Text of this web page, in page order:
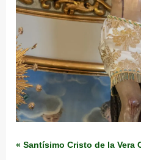
« Santísimo Cristo de la Vera